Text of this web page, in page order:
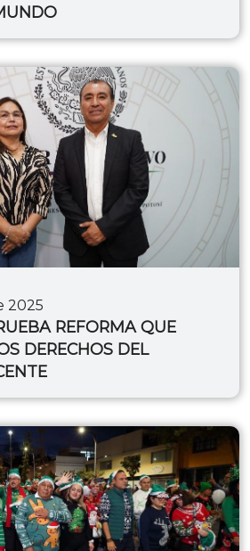
2025
REFORMA QUE
DERECHOS DEL